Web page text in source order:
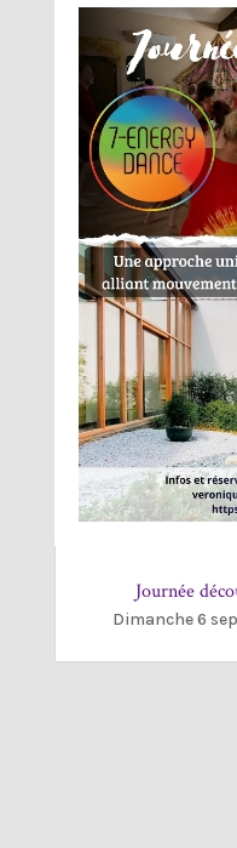
Journée
Dimanche 6